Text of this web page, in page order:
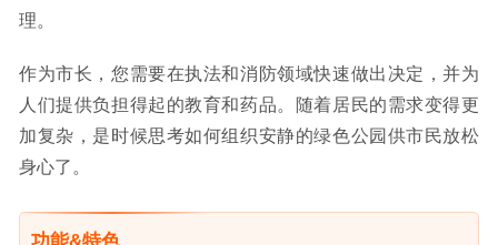
理。
作为市长，您需要在执法和消防领域快速做出决定，并为
人们提供负担得起的教育和药品。随着居民的需求变得更
加复杂，是时候思考如何组织安静的绿色公园供市民放松
身心了。